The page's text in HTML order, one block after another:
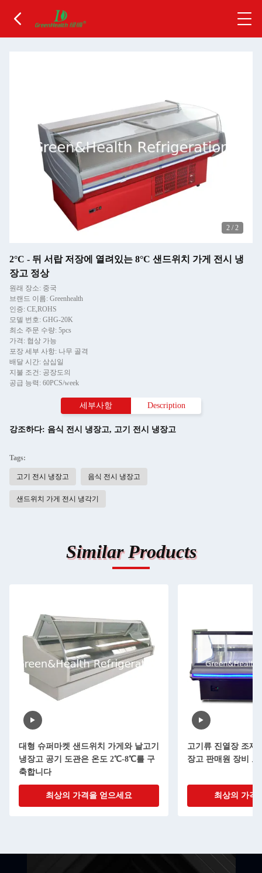
2 / 2
2°C - 뒤 서랍 저장에 열려있는 8°C 샌드위치 가게 전시 냉
장고 정상
원래 장소: 중국
브랜드 이름: Greenhealth
인증: CE,ROHS
모델 번호: GHG-20K
최소 주문 수량: 5pcs
가격: 협상 가능
포장 세부 사항: 나무 골격
배달 시간: 삼십일
지불 조건: 공장도의
공급 능력: 60PCS/week
세부사항 Description
강조하다: 음식 전시 냉장고, 고기 전시 냉장고
Tags:
고기 전시 냉장고 음식 전시 냉장고
샌드위치 가게 전시 냉각기
Similar Products
대형 슈퍼마켓 샌드위치 가게와 날고기
냉장고 공기 도관은 온도 2℃-8℃를 구
축합니다
최상의 가격을 얻으세요
고기류 진열장 조제
장고 판매원 장비
최상의 가격